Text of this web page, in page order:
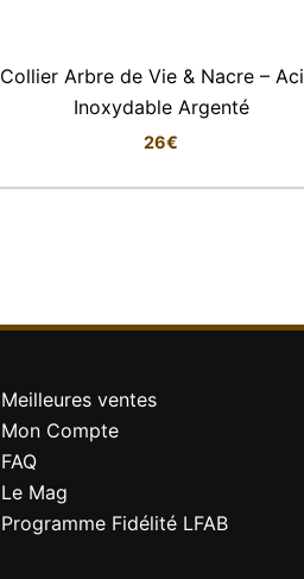
Collier Arbre de Vie & Nacre –
Inoxydable Argenté
26€
Meilleures ventes
Mon Compte
FAQ
Le Mag
Programme Fidélité LFAB